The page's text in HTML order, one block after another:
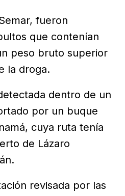
fueron
que contenían
peso bruto superior
la droga.
dentro de un
por un buque
cuya ruta tenía
de Lázaro
revisada por las